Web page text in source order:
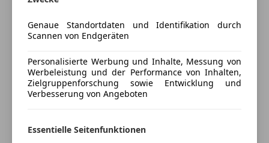
Bordcomputer
ABS
Fahrerairbag
Nebelscheinwerfer
Servolenkung
Versicherungsschutz an Ihre Bedürfnisse
anpassen
Freischaden-Gutschein ab Stufe 0
Auto einfach online versichern & Rabatt holen
Genaue Standortdaten und Identifikation durch
Scannen von Endgeräten
Personalisierte Werbung und Inhalte, Messung von
Werbeleistung und der Performance von Inhalten,
Zielgruppenforschung sowie Entwicklung und
Verbesserung von Angeboten
Essentielle Seitenfunktionen